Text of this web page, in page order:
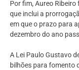
Por fim, Aureo
que inclui a
em que o prazo para
dezembro do ano
A Lei Paulo Gustavo
bilhões para fomento